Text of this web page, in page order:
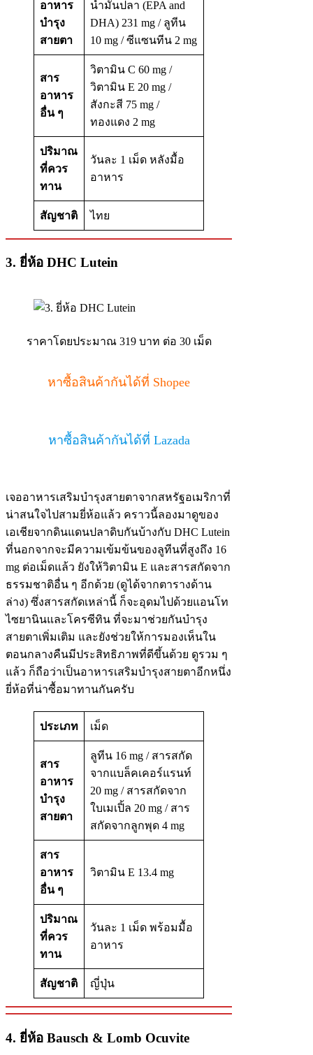
อาหาร
บำรุง
สายตา
น้ำมันปลา (EPA and
DHA) 231 mg / ลูทีน
10 mg / ซีแซนทีน 2 mg
สาร
อาหาร
อื่น ๆ
วิตามิน C 60 mg /
วิตามิน E 20 mg /
สังกะสี 75 mg /
ทองแดง 2 mg
ปริมาณ
ที่ควร
ทาน
วันละ 1 เม็ด หลังมื้อ
อาหาร
สัญชาติ ไทย
3. ยี่ห้อ DHC Lutein
ราคาโดยประมาณ 319 บาท ต่อ 30 เม็ด
หาซื้อสินค้ากันได้ที่ Shopee
หาซื้อสินค้ากันได้ที่ Lazada
เจออาหารเสริมบำรุงสายตาจากสหรัฐอเมริกาที่
น่าสนใจไปสามยี่ห้อแล้ว คราวนี้ลองมาดูของ
เอเชียจากดินแดนปลาดิบกันบ้างกับ DHC Lutein
ที่นอกจากจะมีความเข้มข้นของลูทีนที่สูงถึง 16
mg ต่อเม็ดแล้ว ยังให้วิตามิน E และสารสกัดจาก
ธรรมชาติอื่น ๆ อีกด้วย (ดูได้จากตารางด้าน
ล่าง) ซึ่งสารสกัดเหล่านี้ ก็จะอุดมไปด้วยแอนโท
ไซยานินและโครซีทิน ที่จะมาช่วยกันบำรุง
สายตาเพิ่มเติม และยังช่วยให้การมองเห็นใน
ตอนกลางคืนมีประสิทธิภาพที่ดีขึ้นด้วย ดูรวม ๆ
แล้ว ก็ถือว่าเป็นอาหารเสริมบำรุงสายตาอีกหนึ่ง
ยี่ห้อที่น่าซื้อมาทานกันครับ
ประเภท เม็ด
สาร
อาหาร
บำรุง
สายตา
ลูทีน 16 mg / สารสกัด
จากแบล็คเคอร์แรนท์
20 mg / สารสกัดจาก
ใบเมเปิ้ล 20 mg / สาร
สกัดจากลูกพุด 4 mg
สาร
อาหาร
อื่น ๆ
วิตามิน E 13.4 mg
ปริมาณ
ที่ควร
ทาน
วันละ 1 เม็ด พร้อมมื้อ
อาหาร
สัญชาติ ญี่ปุ่น
4. ยี่ห้อ Bausch & Lomb Ocuvite